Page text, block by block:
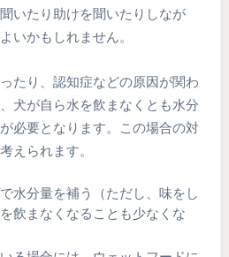
いたり助けを聞いたりしなが
いかもしれません。
たり、認知症などの原因が関わ
犬が自ら水を飲まなくとも水分
必要となります。この場合の対
えられます。
水分量を補う（ただし、味をし
飲まなくなることも少なくな